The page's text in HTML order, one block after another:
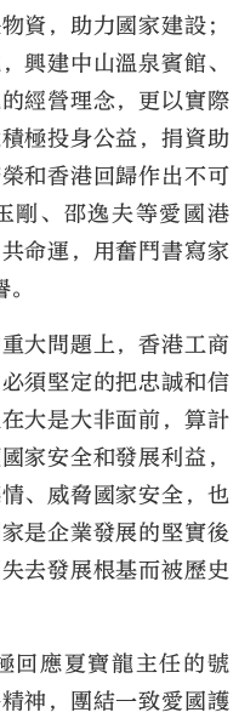
資，助力國家建設；
興建中山溫泉賓館、
經營理念，更以實際
極投身公益，捐資助
和香港回歸作出不可
剛、邵逸夫等愛國港
命運，用奮鬥書寫家
大問題上，香港工商
須堅定的把忠誠和信
大是大非面前，算計
家安全和發展利益，
、威脅國家安全，也
是企業發展的堅實後
去發展根基而被歷史
回應夏寶龍主任的號
神，團結一致愛國護